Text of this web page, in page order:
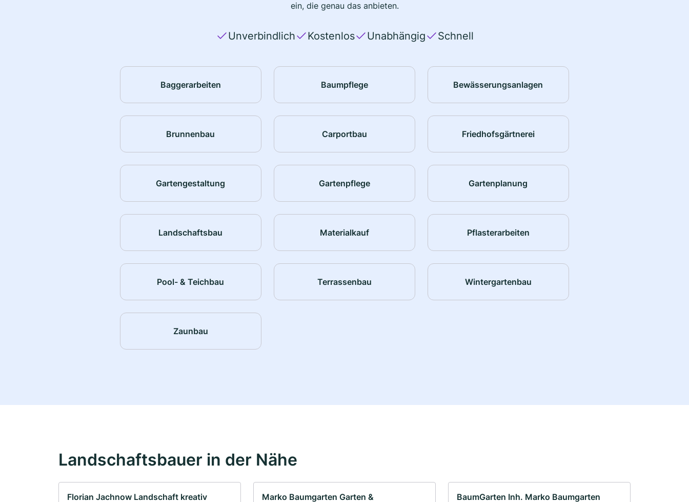
ein, die genau das anbieten.
Unverbindlich Kostenlos Unabhängig Schnell
Baggerarbeiten Baumpflege Bewässerungsanlagen
Brunnenbau Carportbau Friedhofsgärtnerei
Gartengestaltung Gartenpflege Gartenplanung
Landschaftsbau Materialkauf Pflasterarbeiten
Pool- & Teichbau Terrassenbau Wintergartenbau
Zaunbau
Landschaftsbauer in der Nähe
Florian Jachnow Landschaft kreativ Marko Baumgarten Garten & BaumGarten Inh. Marko Baumgarten